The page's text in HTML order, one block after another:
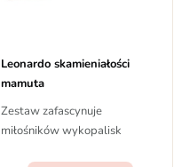
Leonardo skamieniałości
mamuta
Zestaw zafascynuje
miłośników wykopalisk